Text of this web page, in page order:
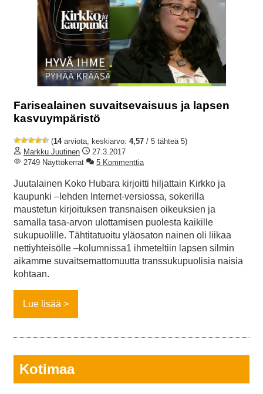
Farisealainen suvaitsevaisuus ja lapsen
kasvuympäristö
(14arviota, keskiarvo: 4,57 / 5 tähteä 5)
Markku Juutinen
27.3.2017
2749 Näyttökerrat
5 Kommenttia
Juutalainen Koko Hubara kirjoitti hiljattain Kirkko ja
kaupunki –lehden Internet-versiossa, sokerilla
maustetun kirjoituksen transnaisen oikeuksien ja
samalla tasa-arvon ulottamisen puolesta kaikille
sukupuolille. Tähtitatuoitu yläosaton nainen oli liikaa
nettiyhteisölle –kolumnissa1 ihmeteltiin lapsen silmin
aikamme suvaitsemattomuutta transsukupuolisia naisia
kohtaan.
Lue lisää
Kotimaa